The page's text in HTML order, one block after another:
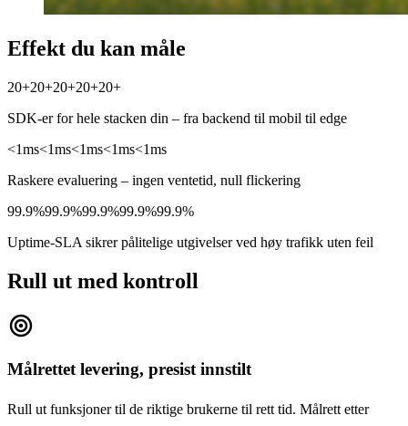
Effekt du kan måle
20+20+20+20+20+
SDK-er for hele stacken din – fra backend til mobil til edge
<1ms<1ms<1ms<1ms<1ms
Raskere evaluering – ingen ventetid, null flickering
99.9%99.9%99.9%99.9%99.9%
Uptime-SLA sikrer pålitelige utgivelser ved høy trafikk uten feil
Rull ut med kontroll
target
Målrettet levering, presist innstilt
Rull ut funksjoner til de riktige brukerne til rett tid. Målrett etter